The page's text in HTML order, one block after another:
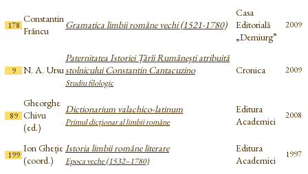
178
Constantin
Frâncu
Gramatica limbii române vechi (1521-1780)
Casa
Editorială
„Demiurg”
2009
9 N. A. Ursu
Paternitatea Istoriei Țărîi Rumâneşti atribuită
stolnicului Constantin Cantacuzino
Studiu filologic
Cronica 2009
89
Gheorghe
Chivu
(ed.)
Dictionarium valachico-latinum
Primul dicționar al limbii române
Editura
Academiei
2008
199
Ion Gheție
(coord.)
Istoria limbii române literare
Epoca veche (1532–1780)
Editura
Academiei
1997